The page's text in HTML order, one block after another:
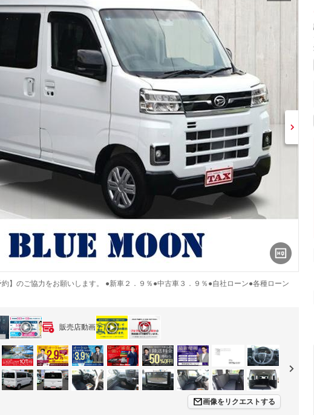
】のご協力をお願いします。 ●新車２．９％●中古車３．９％●自社ローン●各種ローン
販売店動画
画像をリクエストする